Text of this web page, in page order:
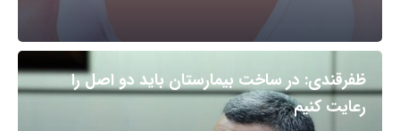
ظفرقندی: در ساخت بیمارستان باید دو اصل را
رعایت کنیم